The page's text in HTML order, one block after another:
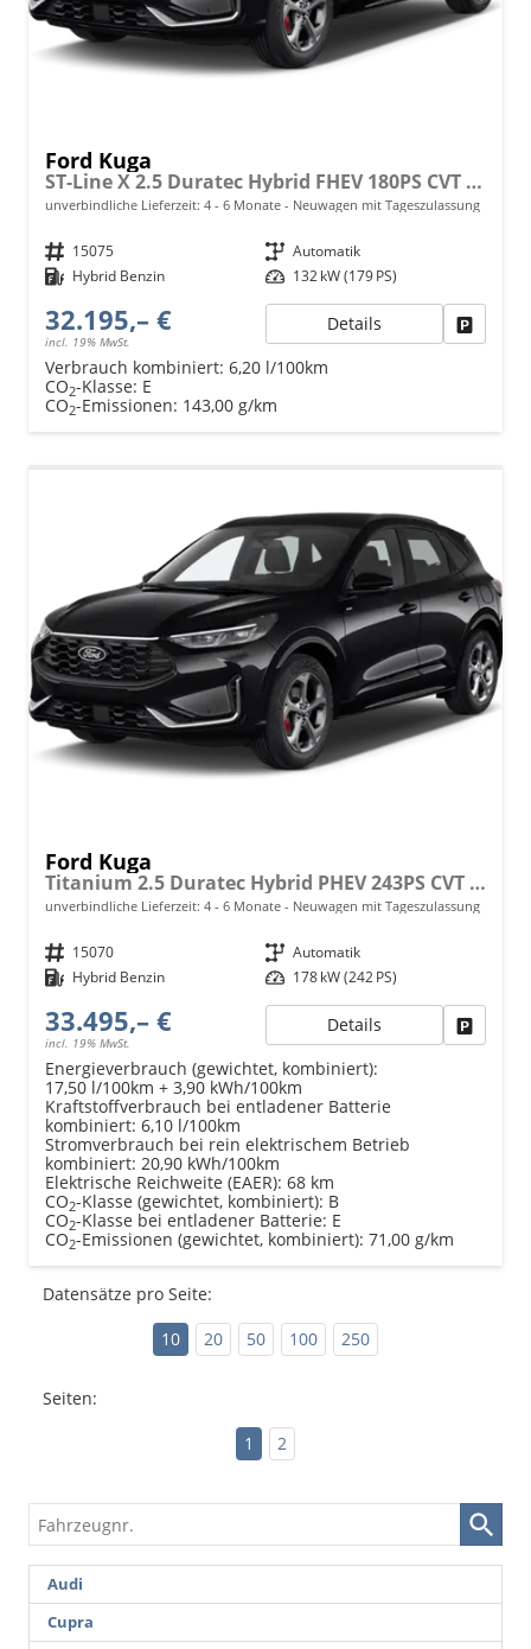
Ford Kuga
ST-Line X 2.5 Duratec Hybrid FHEV 180PS CVT (AUTOMATIK), 5 Jahre Garantie, 18" Alu, Leder-Polster, Elektr. Heckklappe, Navigation 13", Soundsystem, Parksensoren v/h, 360°-Kamera, Toter-Winkel-Assistent, Climatronic, Privacy-Glas, Key-Free-System
unverbindliche Lieferzeit: 4 - 6 Monate Neuwagen mit Tageszulassung
Fahrzeugnr. 15075 Getriebe Automatik
Kraftstoff Hybrid Benzin Leistung 132 kW (179 PS)
32.195,– €
incl. 19% MwSt.
Details
Verbrauch kombiniert: 6,20 l/100km
CO2-Klasse: E
CO2-Emissionen: 143,00 g/km
Ford Kuga
Titanium 2.5 Duratec Hybrid PHEV 243PS CVT (AUTOMATIK), 5 Jahre Garantie, 17" Alu, Navigation 13"-Display, Parksensoren vorne/hinten, Rückfahrkamera, Climatronic, Privacy-Glas, Key-Free-System, Tempomat, LED-Scheinwerfer
unverbindliche Lieferzeit: 4 - 6 Monate Neuwagen mit Tageszulassung
Fahrzeugnr. 15070 Getriebe Automatik
Kraftstoff Hybrid Benzin Leistung 178 kW (242 PS)
33.495,– €
incl. 19% MwSt.
Details
Energieverbrauch (gewichtet, kombiniert):
17,50 l/100km + 3,90 kWh/100km
Kraftstoffverbrauch bei entladener Batterie
kombiniert: 6,10 l/100km
Stromverbrauch bei rein elektrischem Betrieb
kombiniert: 20,90 kWh/100km
Elektrische Reichweite (EAER): 68 km
CO2-Klasse (gewichtet, kombiniert): B
CO2-Klasse bei entladener Batterie: E
CO2-Emissionen (gewichtet, kombiniert): 71,00 g/km
Datensätze pro Seite:
10
20 50 100 250
Seiten:
1
2
Fahrzeugnr.
Audi
Cupra